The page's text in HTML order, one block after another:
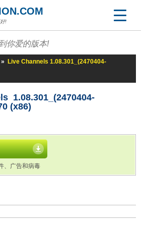
!
你爱的版本!
»
Live Channels 1.08.301_(2470404-
1.08.301_(2470404-
(x86)
、广告和病毒